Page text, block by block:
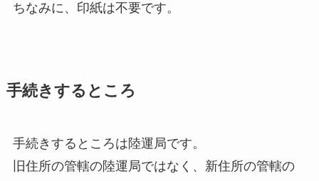
ちなみに、印紙は不要です。
手続きするところ
手続きするところは陸運局です。
旧住所の管轄の陸運局ではなく、新住所の管轄の